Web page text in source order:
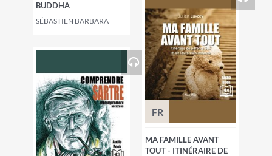
BUDDHA
SÉBASTIEN BARBARA
FR
MA FAMILLE AVANT
TOUT - ITINÉRAIRE DE